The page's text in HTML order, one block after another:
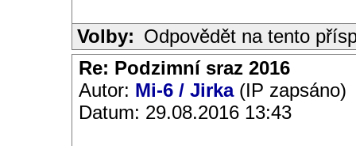
Volby: Odpovědět na tento
Re: Podzimní sraz 2016
Autor: Mi-6 / Jirka(IP zapsáno)
Datum: 29.08.2016 13:43